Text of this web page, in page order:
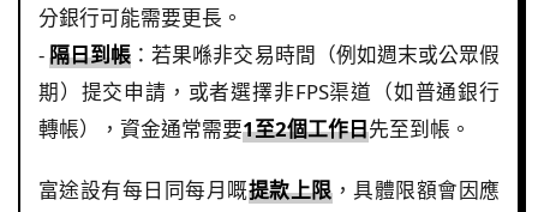
分銀行可能需要更長。
-隔日到帳 ：若果喺非交易時間（例如週末或公眾假
期）提交申請，或者選擇非FPS渠道（如普通銀行
轉帳），資金通常需要1至2個工作日先至到帳。
富途設有每日同每月嘅提款上限，具體限額會因應